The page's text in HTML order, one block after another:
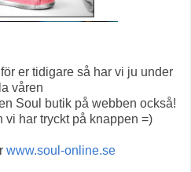
er tidigare så har vi ju under
våren
Soul butik på webben också!
vi har tryckt på knappen =)
www.soul-online.se